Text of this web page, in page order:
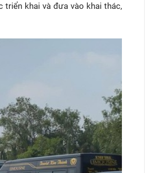
khai và đưa vào khai thác,